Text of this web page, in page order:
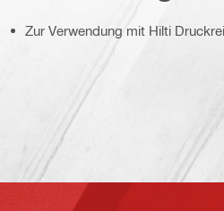
Zur Verwendung mit Hilti